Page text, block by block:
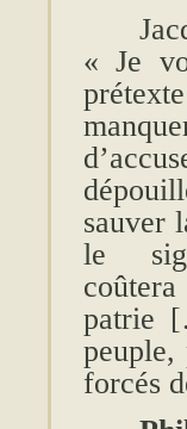
« Je
sauver
le
patrie
peuple,
forcés